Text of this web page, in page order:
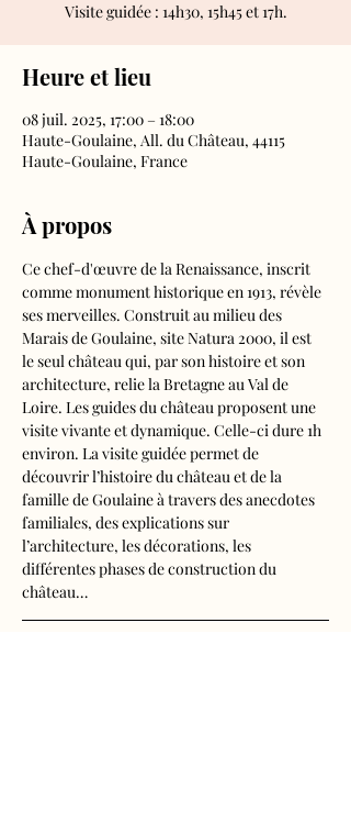
Visite guidée : 14h30, 15h45 et 17h.
Heure et lieu
08 juil. 2025, 17:00 – 18:00
Haute-Goulaine, All. du Château, 44115
Haute-Goulaine, France
À propos
Ce chef-d'œuvre de la Renaissance, inscrit
comme monument historique en 1913, révèle
ses merveilles. Construit au milieu des
Marais de Goulaine, site Natura 2000, il est
le seul château qui, par son histoire et son
architecture, relie la Bretagne au Val de
Loire. Les guides du château proposent une
visite vivante et dynamique. Celle-ci dure 1h
environ. La visite guidée permet de
découvrir l’histoire du château et de la
famille de Goulaine à travers des anecdotes
familiales, des explications sur
l’architecture, les décorations, les
différentes phases de construction du
château…